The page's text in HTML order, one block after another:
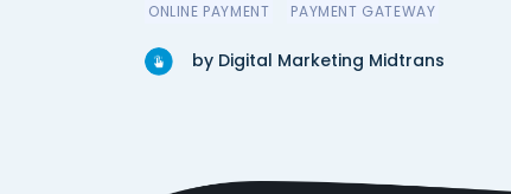
ONLINE PAYMENT PAYMENT GATEWAY
by Digital Marketing Midtrans